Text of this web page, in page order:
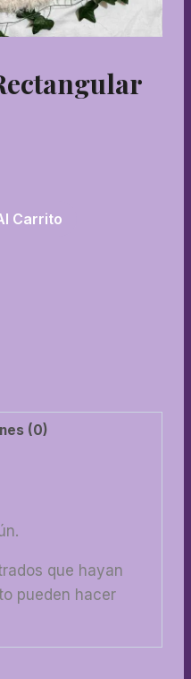
Carrito
(0)
que hayan
pueden hacer